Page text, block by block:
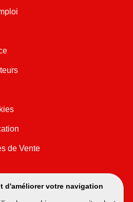
d'améliorer votre navigation
de Vente